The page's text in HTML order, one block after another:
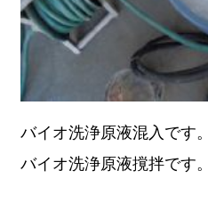
バイオ洗浄原液混入です。
バイオ洗浄原液撹拌です。